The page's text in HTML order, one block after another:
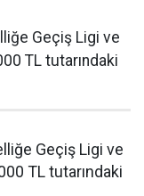
Geçiş Ligi ve
TL tutarındaki
Geçiş Ligi ve
TL tutarındaki